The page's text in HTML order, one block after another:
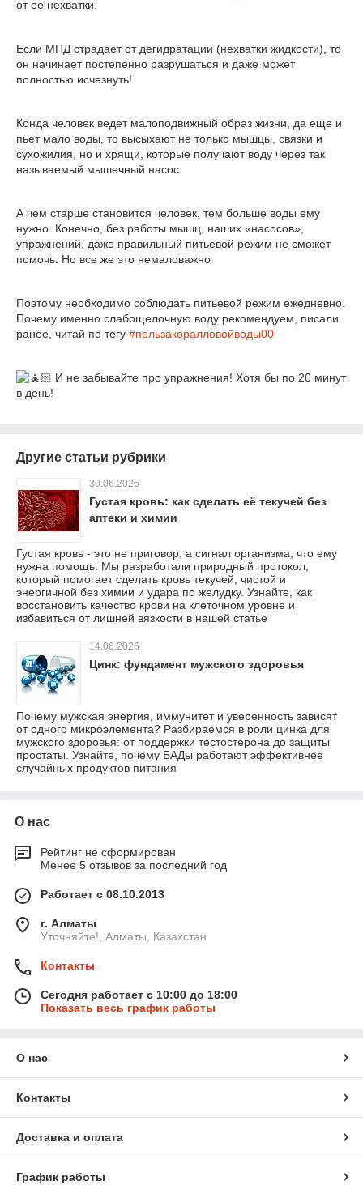
от ее нехватки.
Если МПД страдает от дегидратации (нехватки жидкости), то
он начинает постепенно разрушаться и даже может
полностью исчезнуть!
Конда человек ведет малоподвижный образ жизни, да еще и
пьет мало воды, то высыхают не только мышцы, связки и
сухожилия, но и хрящи, которые получают воду через так
называемый мышечный насос.
А чем старше становится человек, тем больше воды ему
нужно. Конечно, без работы мышц, наших «насосов»,
упражнений, даже правильный питьевой режим не сможет
помочь. Но все же это немаловажно
Поэтому необходимо соблюдать питьевой режим ежедневно.
Почему именно слабощелочную воду рекомендуем, писали
ранее, читай по тегу #пользакоралловойводы00
И не забывайте про упражнения! Хотя бы по 20 минут
в день!
Другие статьи рубрики
30.06.2026
Густая кровь: как сделать её текучей без
аптеки и химии
Густая кровь - это не приговор, а сигнал организма, что ему
нужна помощь. Мы разработали природный протокол,
который помогает сделать кровь текучей, чистой и
энергичной без химии и удара по желудку. Узнайте, как
восстановить качество крови на клеточном уровне и
избавиться от лишней вязкости в нашей статье
14.06.2026
Цинк: фундамент мужского здоровья
Почему мужская энергия, иммунитет и уверенность зависят
от одного микроэлемента? Разбираемся в роли цинка для
мужского здоровья: от поддержки тестостерона до защиты
простаты. Узнайте, почему БАДы работают эффективнее
случайных продуктов питания
О нас
Рейтинг не сформирован
Менее 5 отзывов за последний год
Работает с 08.10.2013
г. Алматы
Уточняйте!, Алматы, Казахстан
Контакты
Сегодня работает с 10:00 до 18:00
Показать весь график работы
О нас
Контакты
Доставка и оплата
График работы